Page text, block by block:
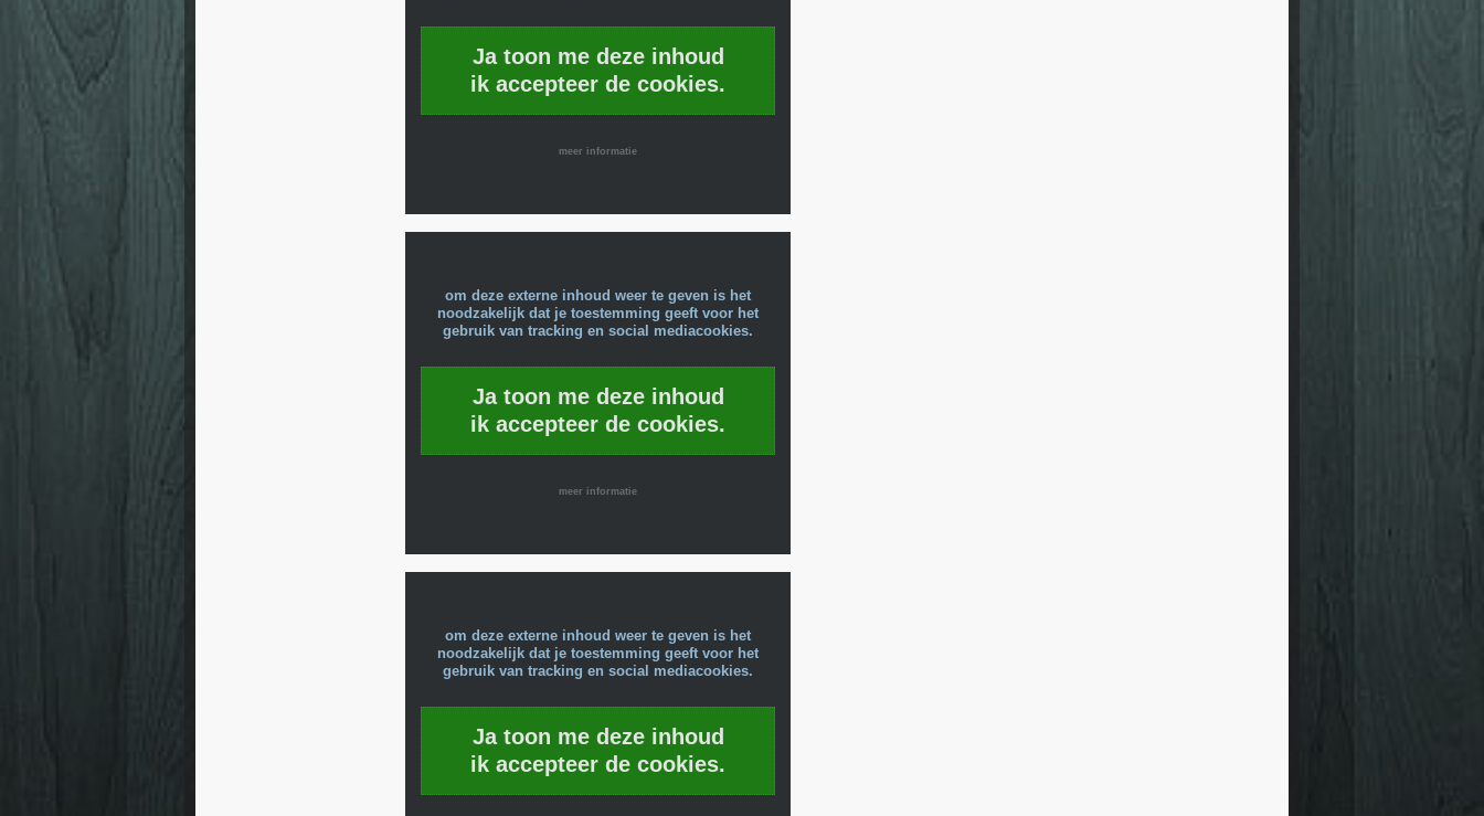
Ja toon me deze inhoud
ik accepteer de cookies.
meer informatie
om deze externe inhoud weer te geven is het
noodzakelijk dat je toestemming geeft voor het
gebruik van tracking en social mediacookies.
Ja toon me deze inhoud
ik accepteer de cookies.
meer informatie
om deze externe inhoud weer te geven is het
noodzakelijk dat je toestemming geeft voor het
gebruik van tracking en social mediacookies.
Ja toon me deze inhoud
ik accepteer de cookies.